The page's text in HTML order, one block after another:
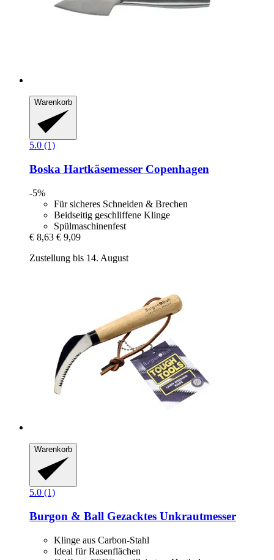
Warenkorb
5.0 (1)
Boska Hartkäsemesser Copenhagen
-5%
Für sicheres Schneiden & Brechen
Beidseitig geschliffene Klinge
Spülmaschinenfest
€ 8,63 € 9,09
Zustellung bis 14. August
Warenkorb
5.0 (1)
Burgon & Ball Gezacktes Unkrautmesser
Klinge aus Carbon-Stahl
Ideal für Rasenflächen